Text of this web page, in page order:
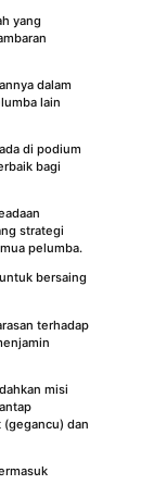
yang
dalam
lain
di podium
bagi
strategi
pelumba.
bersaing
terhadap
misi
dan